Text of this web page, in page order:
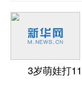
3岁萌娃打